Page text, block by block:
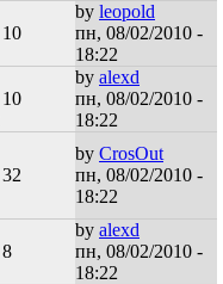
10
by leopold
пн, 08/02/2010 -
18:22
10
by alexd
пн, 08/02/2010 -
18:22
32
by CrosOut
пн, 08/02/2010 -
18:22
8
by alexd
пн, 08/02/2010 -
18:22